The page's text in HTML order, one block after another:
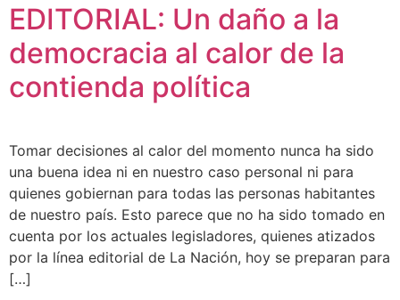
EDITORIAL: Un daño a la
democracia al calor de la
contienda política
Tomar decisiones al calor del momento nunca ha sido
una buena idea ni en nuestro caso personal ni para
quienes gobiernan para todas las personas habitantes
de nuestro país. Esto parece que no ha sido tomado en
cuenta por los actuales legisladores, quienes atizados
por la línea editorial de La Nación, hoy se preparan para
[…]